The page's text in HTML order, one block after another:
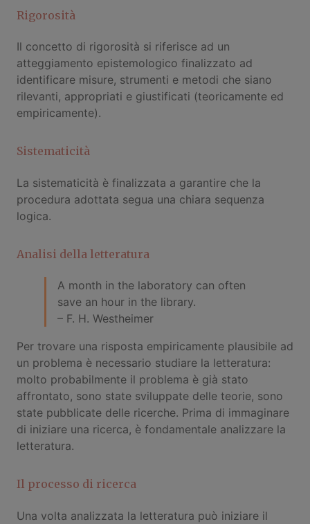
Rigorosità
Il concetto di rigorosità si riferisce ad un
atteggiamento epistemologico finalizzato ad
identificare misure, strumenti e metodi che siano
rilevanti, appropriati e giustificati (teoricamente ed
empiricamente).
Sistematicità
La sistematicità è finalizzata a garantire che la
procedura adottata segua una chiara sequenza
logica.
Analisi della letteratura
A month in the laboratory can often
save an hour in the library.
– F. H. Westheimer
Per trovare una risposta empiricamente plausibile ad
un problema è necessario studiare la letteratura:
molto probabilmente il problema è già stato
affrontato, sono state sviluppate delle teorie, sono
state pubblicate delle ricerche. Prima di immaginare
di iniziare una ricerca, è fondamentale analizzare la
letteratura.
Il processo di ricerca
Una volta analizzata la letteratura può iniziare il